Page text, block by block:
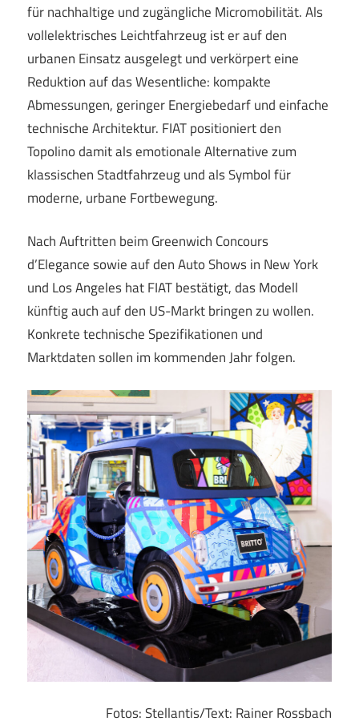
für nachhaltige und zugängliche Micromobilität. Als
vollelektrisches Leichtfahrzeug ist er auf den
urbanen Einsatz ausgelegt und verkörpert eine
Reduktion auf das Wesentliche: kompakte
Abmessungen, geringer Energiebedarf und einfache
technische Architektur. FIAT positioniert den
Topolino damit als emotionale Alternative zum
klassischen Stadtfahrzeug und als Symbol für
moderne, urbane Fortbewegung.
Nach Auftritten beim Greenwich Concours
d’Elegance sowie auf den Auto Shows in New York
und Los Angeles hat FIAT bestätigt, das Modell
künftig auch auf den US-Markt bringen zu wollen.
Konkrete technische Spezifikationen und
Marktdaten sollen im kommenden Jahr folgen.
Fotos: Stellantis/Text: Rainer Rossbach